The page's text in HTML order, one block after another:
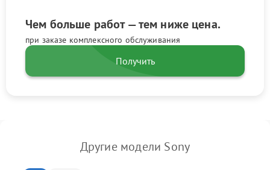
Чем больше работ — тем ниже цена.
при заказе комплексного обслуживания
Получить
Другие модели Sony